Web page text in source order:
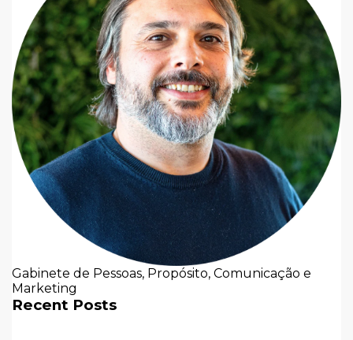
Gabinete de Pessoas, Propósito, Comunicação e
Marketing
Recent Posts